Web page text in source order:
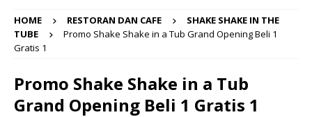
HOME RESTORAN DAN CAFE
SHAKE SHAKE IN THE
TUBE
Promo Shake Shake in a Tub Grand Opening Beli 1
Gratis 1
Promo Shake Shake in a Tub
Grand Opening Beli 1 Gratis 1